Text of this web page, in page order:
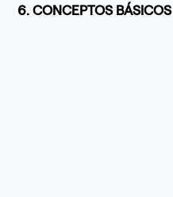
6. CONCEPTOS BÁSICOS